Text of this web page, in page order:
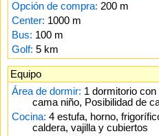
Opción de compra: 200 m
Center: 1000 m
Bus: 100 m
Golf: 5 km
Equipo
Área de dormir: 1 dormitorio
cama niño, Posibilidad de
Cocina: 4 estufa, horno,
caldera, vajilla y cubiertos